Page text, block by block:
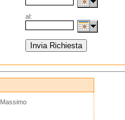
al:
Massimo